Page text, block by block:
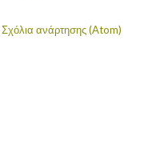
Σχόλια ανάρτησης (Atom)